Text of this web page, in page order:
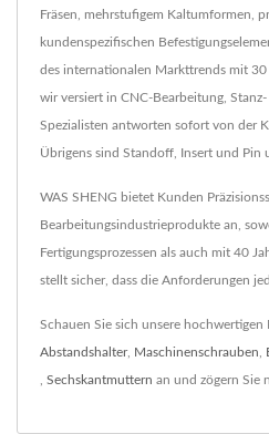
Fräsen, mehrstufigem Kaltumformen,
kundenspezifischen
des internationalen Markttrends mit 30
wir versiert in CNC-Bearbeitung,
Spezialisten antworten sofort von der
Übrigens sind Standoff, Insert und Pin
WAS SHENG bietet Kunden
Bearbeitungsindustrieprodukte an,
Fertigungsprozessen als auch mit 40
stellt sicher, dass die Anforderungen
Schauen Sie sich unsere hochwertigen
Abstandshalter, Maschinenschrauben
Sechskantmuttern an und zögern Sie